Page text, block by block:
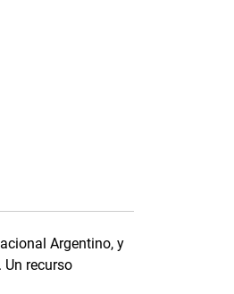
Argentino, y
recurso